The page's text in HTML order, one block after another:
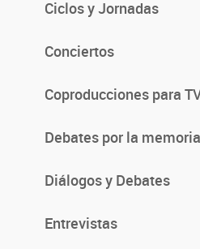
Ciclos y Jornadas
Conciertos
Coproducciones para
Debates por la memoria
Diálogos y Debates
Entrevistas